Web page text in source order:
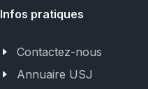
Infos pratiques
Contactez-nous
Annuaire USJ